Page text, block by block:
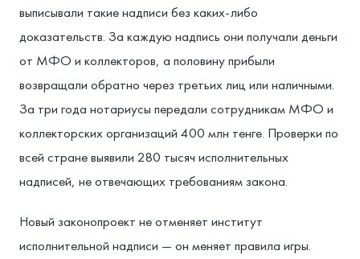
выписывали такие надписи без каких-либо
доказательств. За каждую надпись они получали деньги
от МФО и коллекторов, а половину прибыли
возвращали обратно через третьих лиц или наличными.
За три года нотариусы передали сотрудникам МФО и
коллекторских организаций 400 млн тенге. Проверки по
всей стране выявили 280 тысяч исполнительных
надписей, не отвечающих требованиям закона.
Новый законопроект не отменяет институт
исполнительной надписи — он меняет правила игры.